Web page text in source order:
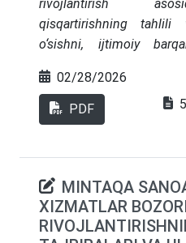
rivojlantirish
qisqartirishning tahlili
o‘sishni, ijtimoiy
amalga oshiriladi.
nechta asosiy
kambag‘allikni
qarshi kurashishda
va subsidiya
himoya tizimlarini
02/28/2026
PDF
MINTAQA
XIZMATLAR